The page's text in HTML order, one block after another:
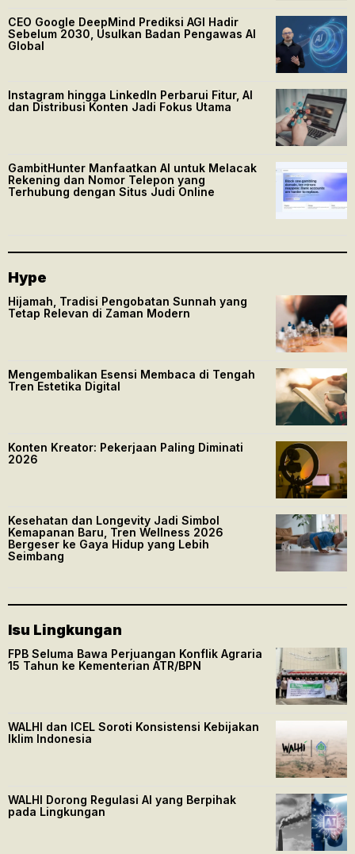
CEO Google DeepMind Prediksi AGI Hadir
Sebelum 2030, Usulkan Badan Pengawas AI
Global
Instagram hingga LinkedIn Perbarui Fitur, AI
dan Distribusi Konten Jadi Fokus Utama
GambitHunter Manfaatkan AI untuk Melacak
Rekening dan Nomor Telepon yang
Terhubung dengan Situs Judi Online
Hype
Hijamah, Tradisi Pengobatan Sunnah yang
Tetap Relevan di Zaman Modern
Mengembalikan Esensi Membaca di Tengah
Tren Estetika Digital
Konten Kreator: Pekerjaan Paling Diminati
2026
Kesehatan dan Longevity Jadi Simbol
Kemapanan Baru, Tren Wellness 2026
Bergeser ke Gaya Hidup yang Lebih
Seimbang
Isu Lingkungan
FPB Seluma Bawa Perjuangan Konflik Agraria
15 Tahun ke Kementerian ATR/BPN
WALHI dan ICEL Soroti Konsistensi Kebijakan
Iklim Indonesia
WALHI Dorong Regulasi AI yang Berpihak
pada Lingkungan